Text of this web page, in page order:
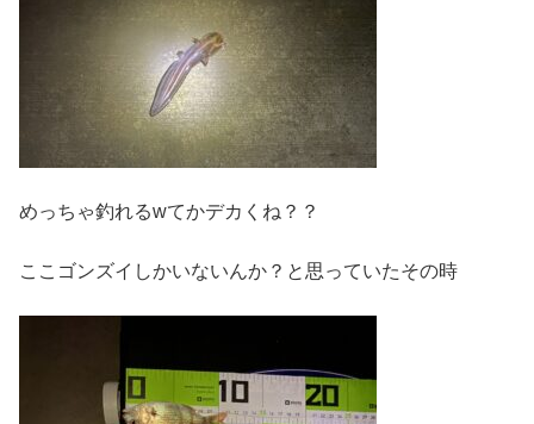
めっちゃ釣れるwてかデカくね？？
ここゴンズイしかいないんか？と思っていたその時